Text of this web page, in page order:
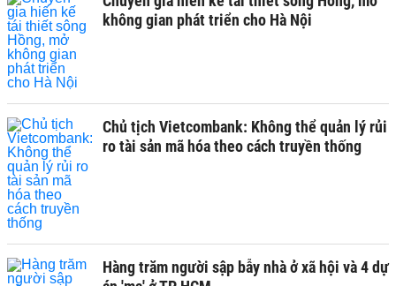
không gian phát triển cho Hà Nội
Chủ tịch Vietcombank: Không thể quản lý rủi
ro tài sản mã hóa theo cách truyền thống
Hàng trăm người sập bẫy nhà ở xã hội và 4 dự